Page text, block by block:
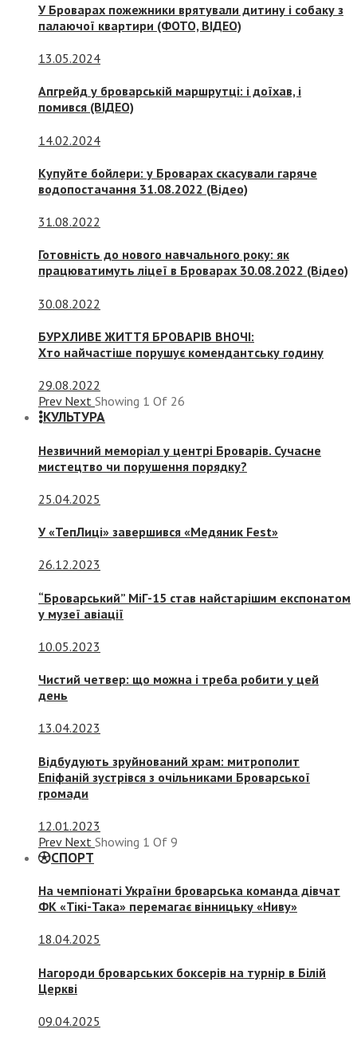
У Броварах пожежники врятували дитину і собаку з
палаючої квартири (ФОТО, ВІДЕО)
13.05.2024
Апгрейд у броварській маршрутці: і доїхав, і
помився (ВІДЕО)
14.02.2024
Купуйте бойлери: у Броварах скасували гаряче
водопостачання 31.08.2022 (Відео)
31.08.2022
Готовність до нового навчального року: як
працюватимуть ліцеї в Броварах 30.08.2022 (Відео)
30.08.2022
БУРХЛИВЕ ЖИТТЯ БРОВАРІВ ВНОЧІ:
Хто найчастіше порушує комендантську годину
29.08.2022
Prev Next Showing 1 Of 26
КУЛЬТУРА
Незвичний меморіал у центрі Броварів. Сучасне
мистецтво чи порушення порядку?
25.04.2025
У «ТепЛиці» завершився «Медяник Fest»
26.12.2023
“Броварський” МіГ-15 став найстарішим експонатом
у музеї авіації
10.05.2023
Чистий четвер: що можна і треба робити у цей
день
13.04.2023
Відбудують зруйнований храм: митрополит
Епіфаній зустрівся з очільниками Броварської
громади
12.01.2023
Prev Next Showing 1 Of 9
СПОРТ
На чемпіонаті України броварська команда дівчат
ФК «Тікі-Така» перемагає вінницьку «Ниву»
18.04.2025
Нагороди броварських боксерів на турнір в Білій
Церкві
09.04.2025